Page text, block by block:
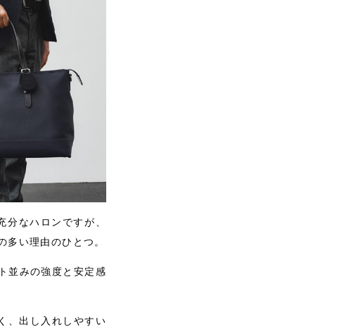
分なハロンですが、
い理由のひとつ。
並みの強度と安定感
、出し入れしやすい